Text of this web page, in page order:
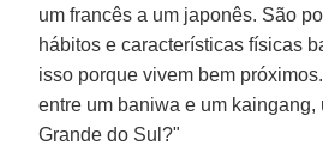
um francês a um japonês. São
hábitos e características físicas
isso porque vivem bem
entre um baniwa e um
Grande do Sul?"